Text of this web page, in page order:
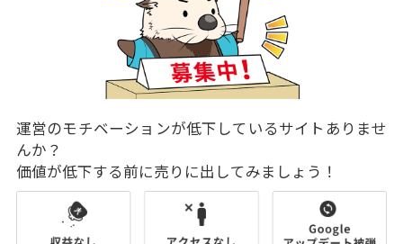
運営のモチベーションが低下しているサイトありませ
んか？
価値が低下する前に売りに出してみましょう！